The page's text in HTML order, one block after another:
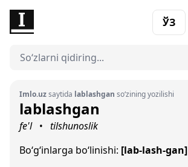
ЎЗ
Imlo.uzsaytida lablashgan so‘zining yozilishi
lablashgan
fe'l •
tilshunoslik
Bo‘g‘inlarga bo‘linishi: [lab-lash-gan]